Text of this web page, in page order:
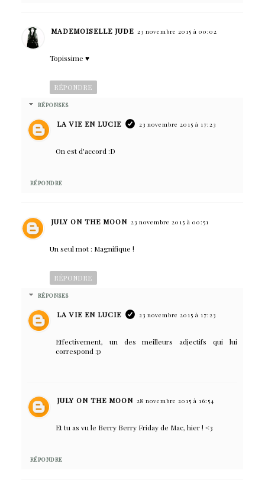
MADEMOISELLE JUDE 23 novembre 2015 à 00:02
Topissime ♥
RÉPONDRE
RÉPONSES
LA VIE EN LUCIE 23 novembre 2015 à 17:23
On est d'accord :D
RÉPONDRE
JULY ON THE MOON 23 novembre 2015 à 00:51
Un seul mot : Magnifique !
RÉPONDRE
RÉPONSES
LA VIE EN LUCIE 23 novembre 2015 à 17:23
Effectivement, un des meilleurs adjectifs qui lui
correspond :p
JULY ON THE MOON 28 novembre 2015 à 16:54
Et tu as vu le Berry Berry Friday de Mac, hier ! <3
RÉPONDRE